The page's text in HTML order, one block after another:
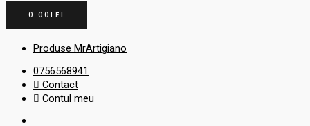
0.00 LEI
Produse MrArtigiano
0756568941
Contact
Contul meu